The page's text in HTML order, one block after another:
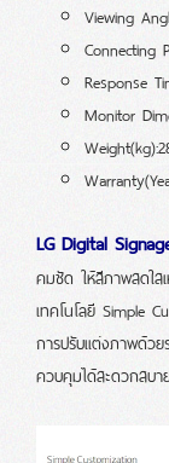
Viewing
Connecting
Response
Monitor
LG Digital
คมชัด ให้สีภาพสดใ
เทคโนโลยี Simple
การปรับเเต่งภาพด้ว
ควบคุมได้สะดวกสบา